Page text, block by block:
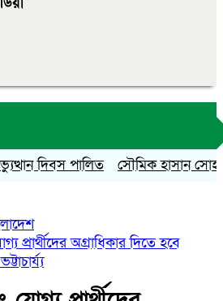
দিবস পালিত সৌমিক হাসান সোহাগের
প্রার্থীদের অগ্রাধিকার দিতে হবে